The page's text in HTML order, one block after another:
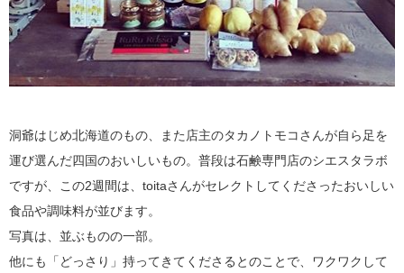
洞爺はじめ北海道のもの、また店主のタカノトモコさんが自ら足を
運び選んだ四国のおいしいもの。普段は石鹸専門店のシエスタラボ
ですが、この2週間は、toitaさんがセレクトしてくださったおいしい
食品や調味料が並びます。
写真は、並ぶものの一部。
他にも「どっさり」持ってきてくださるとのことで、ワクワクして